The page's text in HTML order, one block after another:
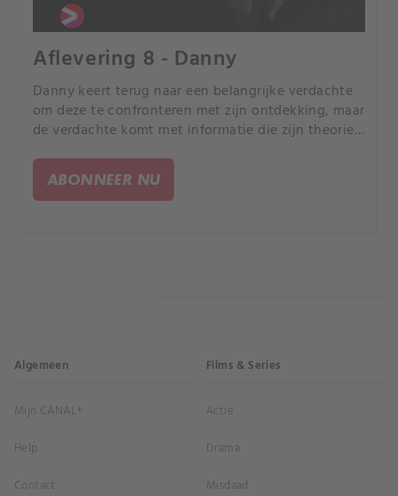
Aflevering 8 - Danny
Danny keert terug naar een belangrijke verdachte
om deze te confronteren met zijn ontdekking, maar
de verdachte komt met informatie die zijn theorie
ABONNEER NU
Algemeen
Mijn CANAL+
Help
Contact
Films & Series
Actie
Drama
Misdaad